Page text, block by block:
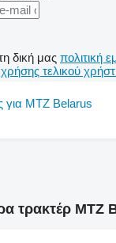
δική μας πολιτική
τελικού
για MTZ Belarus
τρακτέρ MTZ